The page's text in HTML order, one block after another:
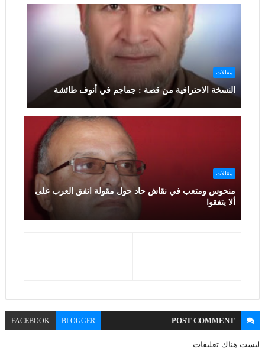
مقالات
النسخة الاحترافية من قصة : جماجم في أنوف طائشة
مقالات
منحوس ومتعب في نقاش حاد حول مقولة اتفق العرب على
ألا يتفقوا
POSTCOMMENT
BLOGGER
FACEBOOK
ليست هناك تعليقات